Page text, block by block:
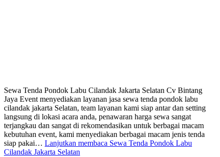
Sewa Tenda Pondok Labu Cilandak Jakarta Selatan Cv Bintang
Jaya Event menyediakan layanan jasa sewa tenda pondok labu
cilandak jakarta Selatan, team layanan kami siap antar dan setting
langsung di lokasi acara anda, penawaran harga sewa sangat
terjangkau dan sangat di rekomendasikan untuk berbagai macam
kebutuhan event, kami menyediakan berbagai macam jenis tenda
siap pakai… Lanjutkan membaca Sewa Tenda Pondok Labu
Cilandak Jakarta Selatan